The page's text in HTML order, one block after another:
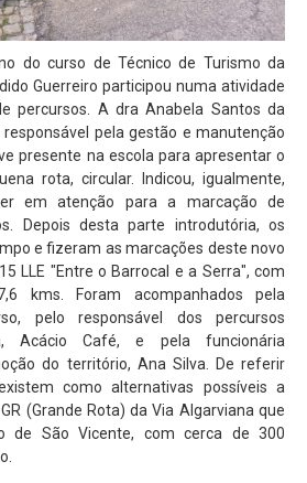
da Escola
e Contas
do curso de Técnico de Turismo da
Guerreiro participou numa atividade
percursos. A dra Anabela Santos da
pela gestão e manutenção
presente na escola para apresentar o
rota, circular. Indicou, igualmente,
em atenção para a marcação de
Depois desta parte introdutória, os
e fizeram as marcações deste novo
LLE "Entre o Barrocal e a Serra", com
kms. Foram acompanhados pela
pelo responsável dos percursos
Acácio Café, e pela funcionária
do território, Ana Silva. De referir
como alternativas possíveis a
(Grande Rota) da Via Algarviana que
de São Vicente, com cerca de 300